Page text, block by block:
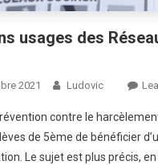
usages des
2021 Ludovic
contre le
de 5ème de bénéficier
Le sujet est plus précis,